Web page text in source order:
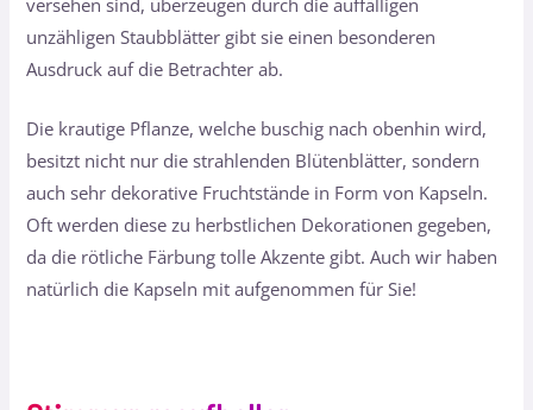
versehen sind, überzeugen durch die auffälligen
unzähligen Staubblätter gibt sie einen besonderen
Ausdruck auf die Betrachter ab.
Die krautige Pflanze, welche buschig nach obenhin wird,
besitzt nicht nur die strahlenden Blütenblätter, sondern
auch sehr dekorative Fruchtstände in Form von Kapseln.
Oft werden diese zu herbstlichen Dekorationen gegeben,
da die rötliche Färbung tolle Akzente gibt. Auch wir haben
natürlich die Kapseln mit aufgenommen für Sie!